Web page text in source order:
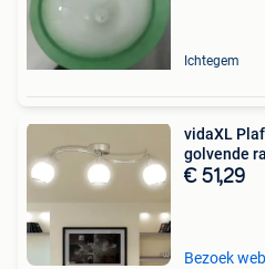
Ichtegem
vidaXL
golvende
€ 51,29
Bezoek